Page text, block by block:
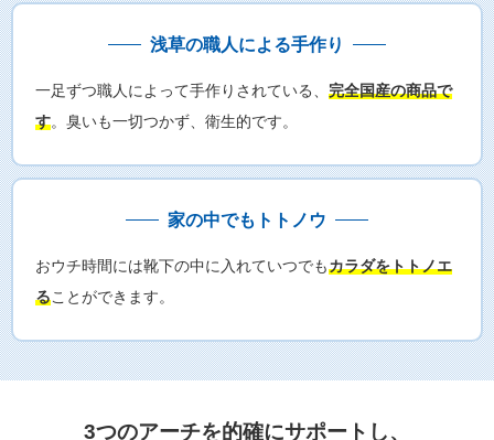
浅草の職人による手作り
一足ずつ職人によって手作りされている、 完全国産の商品で
す。臭いも一切つかず、衛生的です。
家の中でもトトノウ
おウチ時間には靴下の中に入れていつでもカラダをトトノエ
ることができます。
3つのアーチを的確にサポートし、